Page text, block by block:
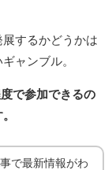
するかどうかは
ャンブル。
で参加できるの
で最新情報がわ